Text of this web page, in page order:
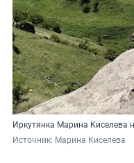
Иркутянка Марина Киселева
Источник: Марина Киселева